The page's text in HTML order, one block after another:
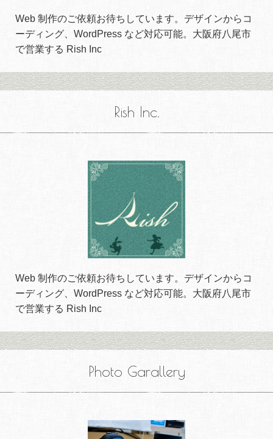
Web 制作のご依頼お待ちしています。デザインからコ
ーディング、WordPress など対応可能。大阪府八尾市
で営業する Rish Inc
Rish Inc.
Web 制作のご依頼お待ちしています。デザインからコ
ーディング、WordPress など対応可能。大阪府八尾市
で営業する Rish Inc
Photo Garallery